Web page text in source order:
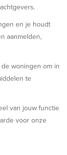
en je houdt
aanmelden,
woningen om in
te
van jouw functie
voor onze